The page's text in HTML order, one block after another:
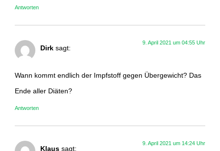
Antworten
Dirk sagt:
9. April 2021 um 04:55 Uhr
Wann kommt endlich der Impfstoff gegen Übergewicht? Das
Ende aller Diäten?
Antworten
Klaus sagt:
9. April 2021 um 14:24 Uhr